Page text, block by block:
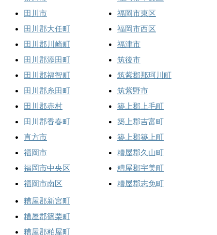
田川市
田川郡大任町
田川郡川崎町
田川郡添田町
田川郡福智町
田川郡糸田町
田川郡赤村
田川郡香春町
直方市
福岡市
福岡市中央区
福岡市南区
福岡市東区
福岡市西区
福津市
筑後市
筑紫郡那珂川町
筑紫野市
築上郡上毛町
築上郡吉富町
築上郡築上町
糟屋郡久山町
糟屋郡宇美町
糟屋郡志免町
糟屋郡新宮町
糟屋郡篠栗町
糟屋郡粕屋町